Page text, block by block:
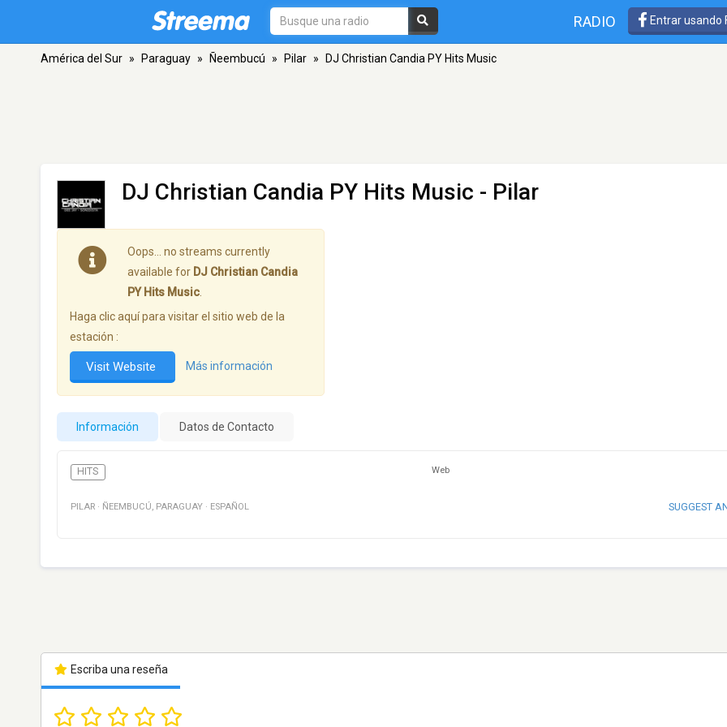
RADIO Entrar usando
América del Sur » Paraguay » Ñeembucú » Pilar » DJ Christian Candia PY Hits Music
DJ Christian Candia PY Hits Music - Pilar
Oops… no streams currently
available for DJ Christian Candia
PY Hits Music
Haga clic aquí para visitar el sitio web de la
estación :
Visit Website Más información
Información Datos de Contacto
HITS Web
PILAR · ÑEEMBUCÚ, PARAGUAY · ESPAÑOL SUGGEST
Escriba una reseña